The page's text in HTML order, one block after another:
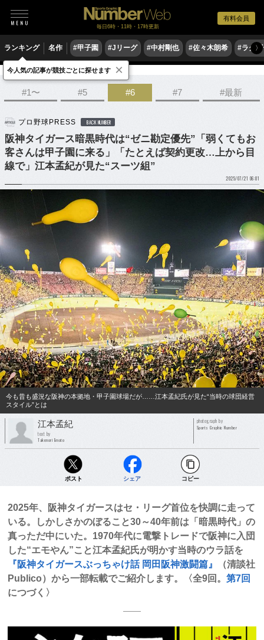
有料会員
毎日6時・11時・17時更新
ランキング 名作 #甲子園 #Jリーグ #中村剛也 #佐々木朗希 #ラグ〉
野球 プロ野球
#1〜 #5 #6 #7 #最新
プロ野球PRESS BACK NUMBER
阪神タイガース暗黒時代は“ゼニ勘定優先”「弱くてもお
客さんは甲子園に来る」「たとえば契約更改…上から目
線で」江本孟紀が見た“スーツ組”
2025/07/21 06:01
今も昔も盛況な阪神の本拠地・甲子園球場だが……江本孟紀氏が見た“当時の球団経営
スタイル”とは
江本孟紀
text by
Takenori Emoto
photograph by
Sports Graphic Number
ポスト シェア コピー
2025年、阪神タイガースはセ・リーグ首位を快調に走って
いる。しかしさかのぼること30～40年前は「暗黒時代」の
真っただ中にいた。1970年代に電撃トレードで阪神に入団
した“エモやん”こと江本孟紀氏が明かす当時のウラ話を
『阪神タイガースぶっちゃけ話 岡田阪神激闘篇』
（清談社
Publico）から一部転載でご紹介します。〈全9回。 第7回
につづく〉
今人気の記事が競技ごとに探せます ×